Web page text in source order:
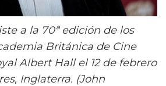
a la 70ª edición de los
Británica de Cine
Albert Hall el 12 de febrero
Inglaterra. (John